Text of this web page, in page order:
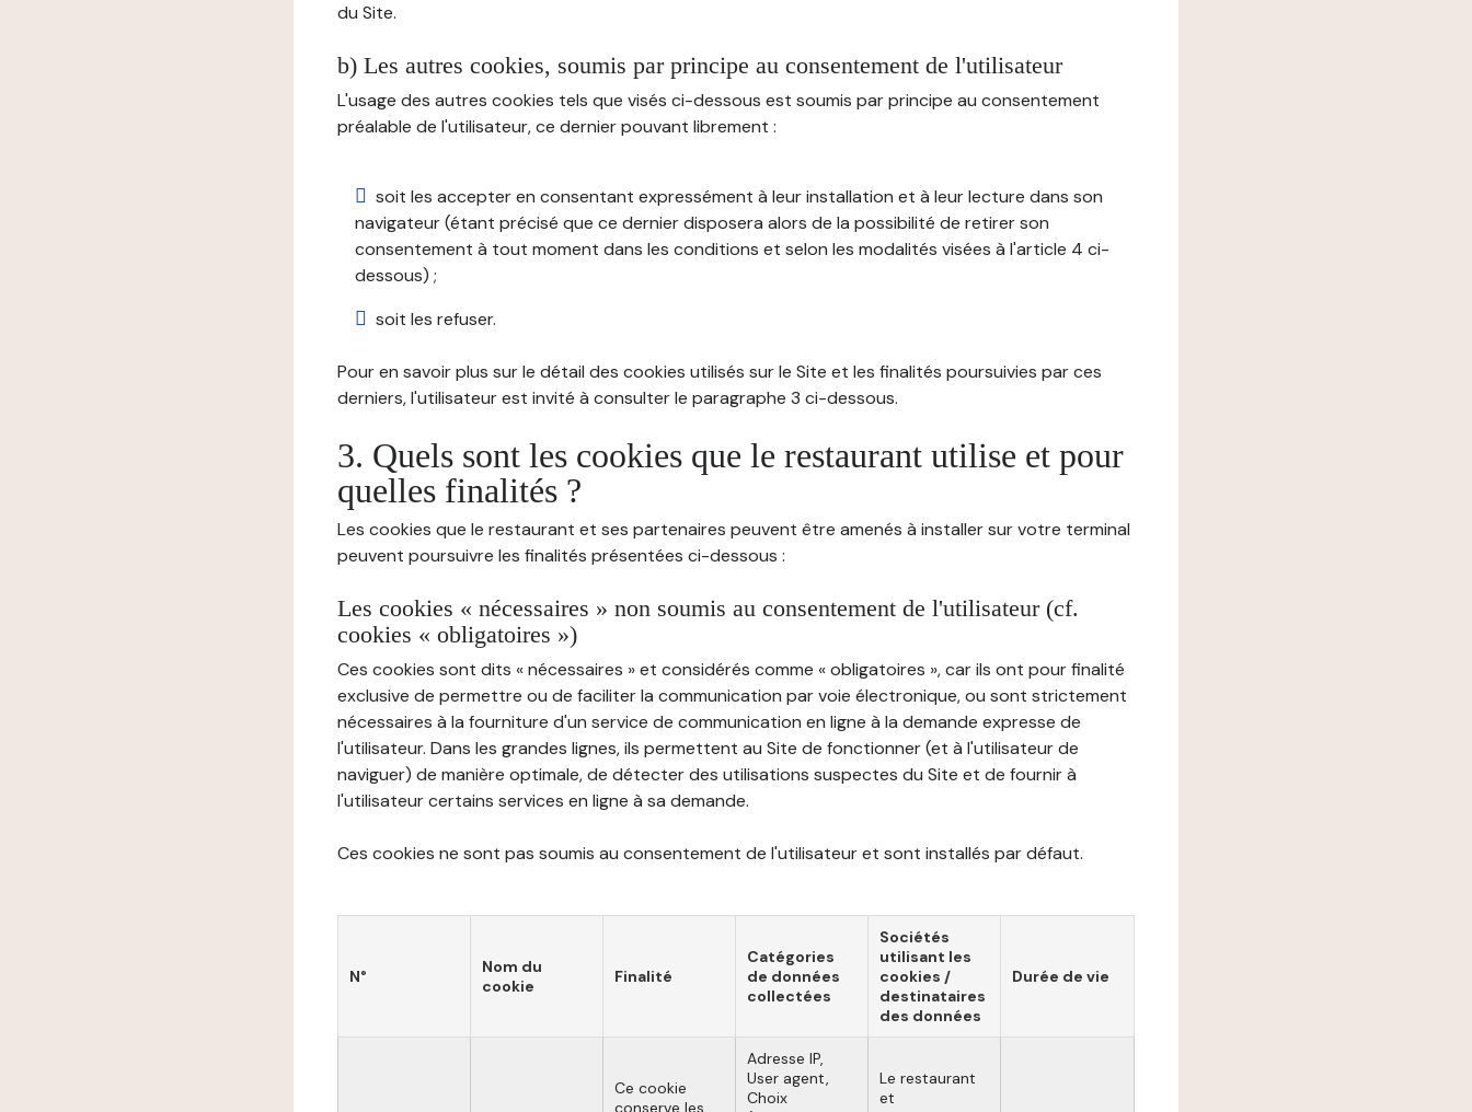
du Site.
b) Les autres cookies, soumis par principe au consentement de l'utilisateur
L'usage des autres cookies tels que visés ci-dessous est soumis par principe au consentement
préalable de l'utilisateur, ce dernier pouvant librement :
soit les accepter en consentant expressément à leur installation et à leur lecture dans son
navigateur (étant précisé que ce dernier disposera alors de la possibilité de retirer son
consentement à tout moment dans les conditions et selon les modalités visées à l'article 4 ci-
dessous) ;
soit les refuser.
Pour en savoir plus sur le détail des cookies utilisés sur le Site et les finalités poursuivies par ces
derniers, l'utilisateur est invité à consulter le paragraphe 3 ci-dessous.
3. Quels sont les cookies que le restaurant utilise et pour
quelles finalités ?
Les cookies que le restaurant et ses partenaires peuvent être amenés à installer sur votre terminal
peuvent poursuivre les finalités présentées ci-dessous :
Les cookies « nécessaires » non soumis au consentement de l'utilisateur (cf.
cookies « obligatoires »)
Ces cookies sont dits « nécessaires » et considérés comme « obligatoires », car ils ont pour finalité
exclusive de permettre ou de faciliter la communication par voie électronique, ou sont strictement
nécessaires à la fourniture d'un service de communication en ligne à la demande expresse de
l'utilisateur. Dans les grandes lignes, ils permettent au Site de fonctionner (et à l'utilisateur de
naviguer) de manière optimale, de détecter des utilisations suspectes du Site et de fournir à
l'utilisateur certains services en ligne à sa demande.
Ces cookies ne sont pas soumis au consentement de l'utilisateur et sont installés par défaut.
N°
Nom du
cookie
Finalité
Catégories
de données
collectées
Sociétés
utilisant les
cookies /
destinataires
des données
Durée de vie
Ce cookie
conserve les
Adresse IP,
User agent,
Choix
Le restaurant
et